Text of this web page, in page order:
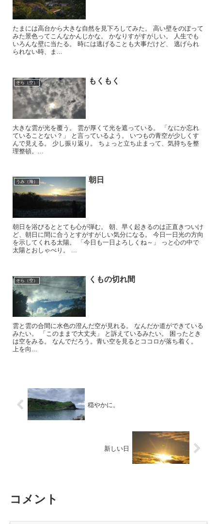
たまには高台から大きな自然を見下ろしてみた。 高い壁をのぼって
みた景色ってこんなかんじかな。 かなりすがすがしい。 人生でも
いろんな壁に当たる。 時には逃げることも大事だけど、 逃げられ
られない時、ま...
そら（空） もくもく
大きな雲が光を覆う。 雲が厚くて光を遮っている。 「なにか忘れ
ていることない？」 と言っているよう。 いつもの青空が少しくす
んで見える。 少し振り返り。 ちょっと立ち止まって、気持ちを整
理整頓。...
うみ（海） 朝日
朝日を浴びるととても心が弾む。 朝、早く起きるのは正直きついけ
ど、朝日に間に合うとすがすがしい気分になる。 今日一日光の方向
を示してくれる太陽。 「今日も一日よろしくね～」 っと心の中で
太陽とおしゃべり。 ...
そら（空） くもの切れ間
雲と雲の合間に水色の澄んだ空が見れる。 なんだか道ができている
みたい。 「このままで大丈夫」 と訴えているみたい。 困ったとき
は空をみる。 なんでだろう。青い空を見るとココロが落ち着く。
上を向...
穏やかに。
新しい日
コメント